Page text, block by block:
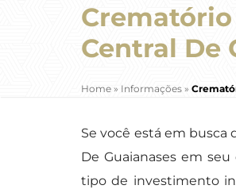
Central De
Home » Informações »
Se você está em busca
De Guaianases em
tipo de investimento